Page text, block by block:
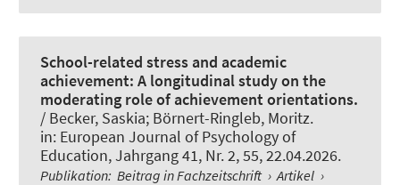
School-related stress and academic
achievement: A longitudinal study on the
moderating role of achievement orientations.
/ Becker, Saskia; Börnert-Ringleb, Moritz.
in: European Journal of Psychology of
Education, Jahrgang 41, Nr. 2, 55, 22.04.2026.
Publikation: Beitrag in Fachzeitschrift › Artikel ›